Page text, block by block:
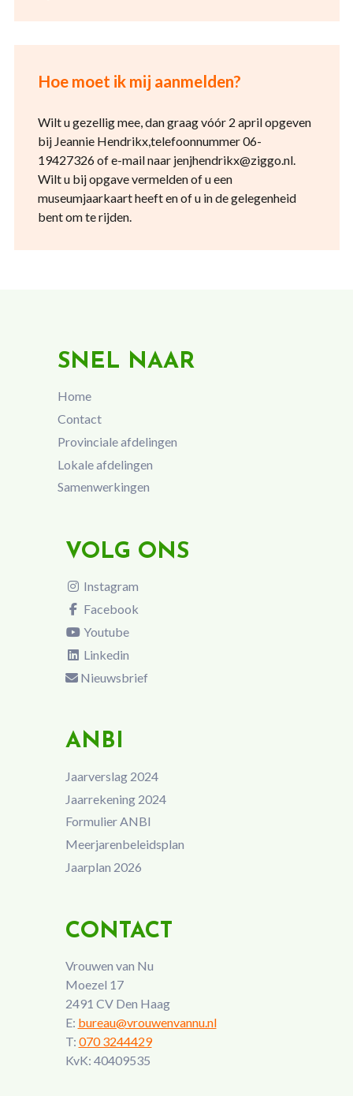
Hoe moet ik mij aanmelden?
Wilt u gezellig mee, dan graag vóór 2 april opgeven
bij Jeannie Hendrikx,telefoonnummer 06-
19427326 of e-mail naar jenjhendrikx@ziggo.nl.
Wilt u bij opgave vermelden of u een
museumjaarkaart heeft en of u in de gelegenheid
bent om te rijden.
SNEL NAAR
Home
Contact
Provinciale afdelingen
Lokale afdelingen
Samenwerkingen
VOLG ONS
Instagram
Facebook
Youtube
Linkedin
Nieuwsbrief
ANBI
Jaarverslag 2024
Jaarrekening 2024
Formulier ANBI
Meerjarenbeleidsplan
Jaarplan 2026
CONTACT
Vrouwen van Nu
Moezel 17
2491 CV Den Haag
E: bureau@vrouwenvannu.nl
T: 070 3244429
KvK: 40409535